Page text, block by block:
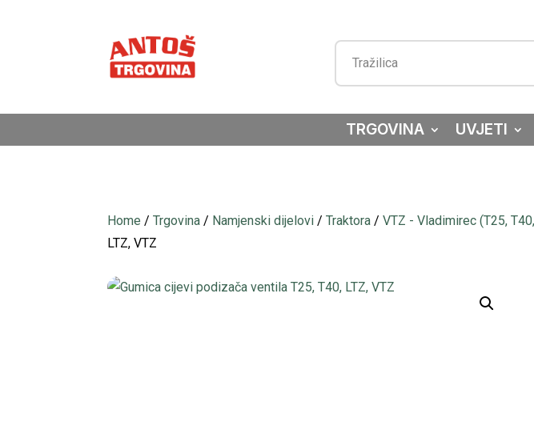
TRGOVINA UVJETI
Home /Trgovina / Namjenski dijelovi /Traktora /VTZ - Vladimirec (T25,
LTZ, VTZ